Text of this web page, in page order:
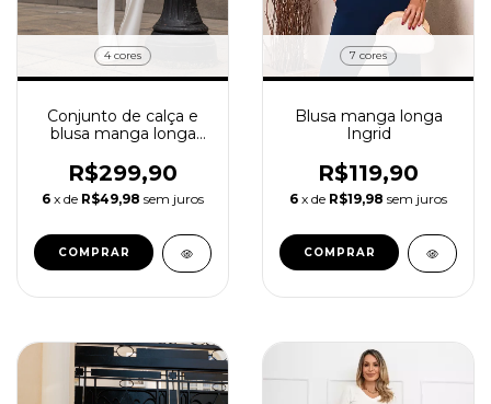
4 cores
Conjunto de calça e
blusa manga longa
R$299,90
6 x de R$49,98 sem juros
COMPRAR
7 cores
Blusa manga longa
Ingrid
R$119,90
6 x de R$19,98 sem juros
COMPRAR